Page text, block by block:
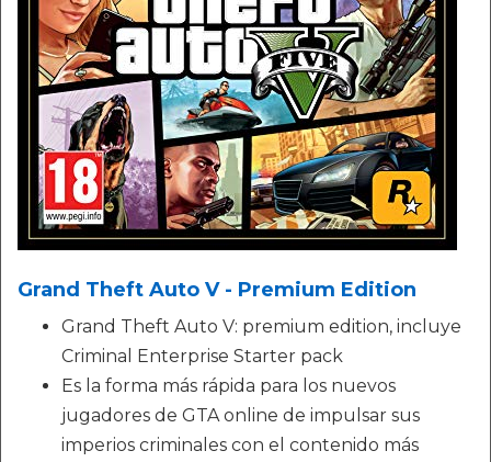
Grand Theft Auto V - Premium Edition
Grand Theft Auto V: premium edition, incluye
Criminal Enterprise Starter pack
Es la forma más rápida para los nuevos
jugadores de GTA online de impulsar sus
imperios criminales con el contenido más